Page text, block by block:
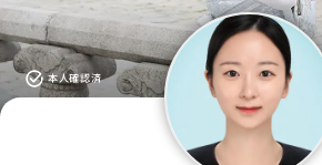
本人確認済